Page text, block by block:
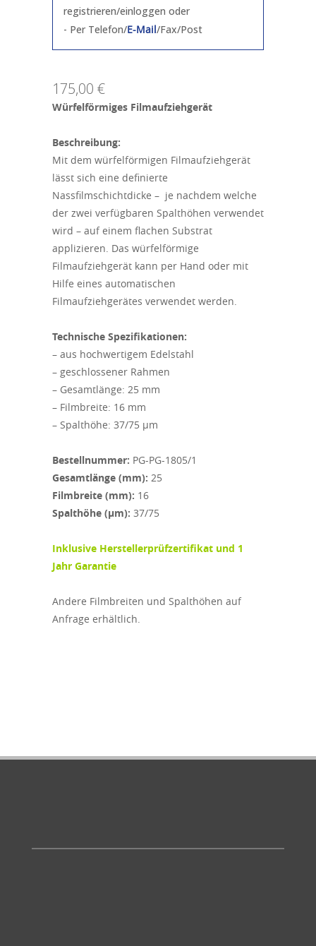
registrieren/einloggen oder
- Per Telefon/E-Mail/Fax/Post
175,00 €
Würfelförmiges Filmaufziehgerät
Beschreibung:
Mit dem würfelförmigen Filmaufziehgerät
lässt sich eine definierte
Nassfilmschichtdicke – je nachdem welche
der zwei verfügbaren Spalthöhen verwendet
wird – auf einem flachen Substrat
applizieren. Das würfelförmige
Filmaufziehgerät kann per Hand oder mit
Hilfe eines automatischen
Filmaufziehgerätes verwendet werden.
Technische Spezifikationen:
– aus hochwertigem Edelstahl
– geschlossener Rahmen
– Gesamtlänge: 25 mm
– Filmbreite: 16 mm
– Spalthöhe: 37/75 µm
Bestellnummer: PG-PG-1805/1
Gesamtlänge (mm): 25
Filmbreite (mm): 16
Spalthöhe (µm): 37/75
Inklusive Herstellerprüfzertifikat und 1
Jahr Garantie
Andere Filmbreiten und Spalthöhen auf
Anfrage erhältlich.